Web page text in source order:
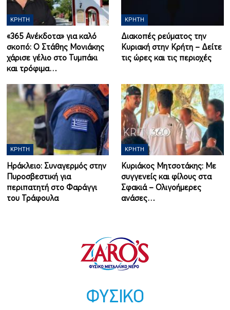
ΚΡΉΤΗ
«365 Ανέκδοτα» για καλό
σκοπό: Ο Στάθης Μονιάκης
χάρισε γέλιο στο Τυμπάκι
και τρόφιμα…
ΚΡΉΤΗ
Διακοπές ρεύματος την
Κυριακή στην Κρήτη – Δείτε
τις ώρες και τις περιοχές
ΚΡΉΤΗ
Ηράκλειο: Συναγερμός στην
Πυροσβεστική για
περιπατητή στο Φαράγγι
του Τράφουλα
ΚΡΉΤΗ
Κυριάκος Μητσοτάκης: Με
συγγενείς και φίλους στα
Σφακιά – Ολιγοήμερες
ανάσες…